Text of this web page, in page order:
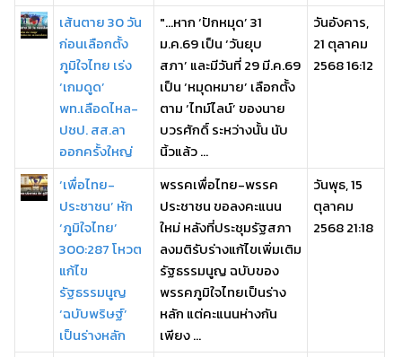
เส้นตาย 30 วัน
ก่อนเลือกตั้ง
ภูมิใจไทย เร่ง
‘เกมดูด’
พท.เลือดไหล-
ปชป. สส.ลา
ออกครั้งใหญ่
"...หาก ‘ปักหมุด’ 31
ม.ค.69 เป็น ‘วันยุบ
สภา’ และมีวันที่ 29 มี.ค.69
เป็น ‘หมุดหมาย’ เลือกตั้ง
ตาม ‘ไทม์ไลน์’ ของนาย
บวรศักดิ์ ระหว่างนั้น นับ
นิ้วแล้ว ...
วันอังคาร,
21 ตุลาคม
2568 16:12
‘เพื่อไทย-
ประชาชน’ หัก
‘ภูมิใจไทย’
300:287 โหวต
แก้ไข
รัฐธรรมนูญ
‘ฉบับพริษฐ์’
เป็นร่างหลัก
พรรคเพื่อไทย-พรรค
ประชาชน ขอลงคะแนน
ใหม่ หลังที่ประชุมรัฐสภา
ลงมติรับร่างแก้ไขเพิ่มเติม
รัฐธรรมนูญ ฉบับของ
พรรคภูมิใจไทยเป็นร่าง
หลัก แต่คะแนนห่างกัน
เพียง ...
วันพุธ, 15
ตุลาคม
2568 21:18